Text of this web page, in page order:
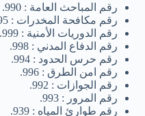
رقم المباحث العامة : 990.
رقم مكافحة المخدرات : 995.
رقم الدوريات الأمنية : 999.
رقم الدفاع المدني : 998.
رقم حرس الحدود : 994.
رقم امن الطرق : 996.
رقم الجوازات : 992.
رقم المرور : 993.
رقم طوارئ المياه : 939.